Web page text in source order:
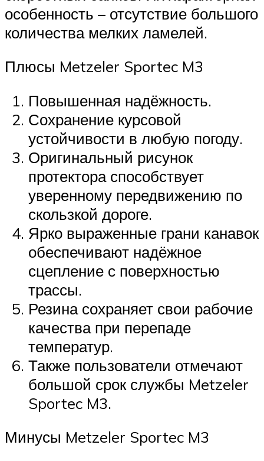
особенность – отсутствие большого
количества мелких ламелей.
Плюсы Metzeler Sportec M3
Повышенная надёжность.
Сохранение курсовой
устойчивости в любую погоду.
Оригинальный рисунок
протектора способствует
уверенному передвижению по
скользкой дороге.
Ярко выраженные грани канавок
обеспечивают надёжное
сцепление с поверхностью
трассы.
Резина сохраняет свои рабочие
качества при перепаде
температур.
Также пользователи отмечают
большой срок службы Metzeler
Sportec M3.
Минусы Metzeler Sportec M3